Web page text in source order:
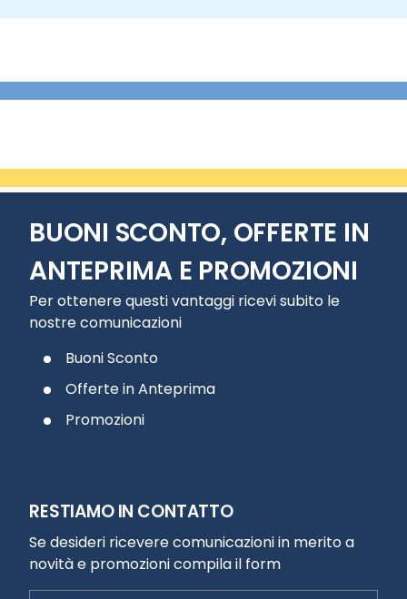
BUONI SCONTO, OFFERTE IN
ANTEPRIMA E PROMOZIONI
Per ottenere questi vantaggi ricevi subito le
nostre comunicazioni
Buoni Sconto
Offerte in Anteprima
Promozioni
RESTIAMO IN CONTATTO
Se desideri ricevere comunicazioni in merito a
novità e promozioni compila il form